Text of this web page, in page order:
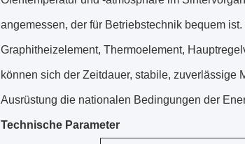
angemessen, der für Betriebstechnik bequem
Graphitheizelement, Thermoelement,
können sich der Zeitdauer, stabile,
Ausrüstung die nationalen Bedingungen der
Technische Parameter